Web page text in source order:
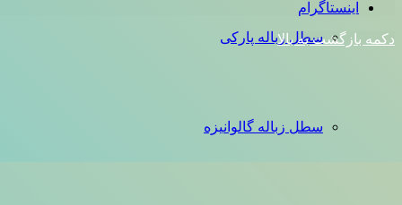
سطل زباله پارکی
سطل زباله گالوانیزه
اینستاگرام
دکمه بازگشت به بالا